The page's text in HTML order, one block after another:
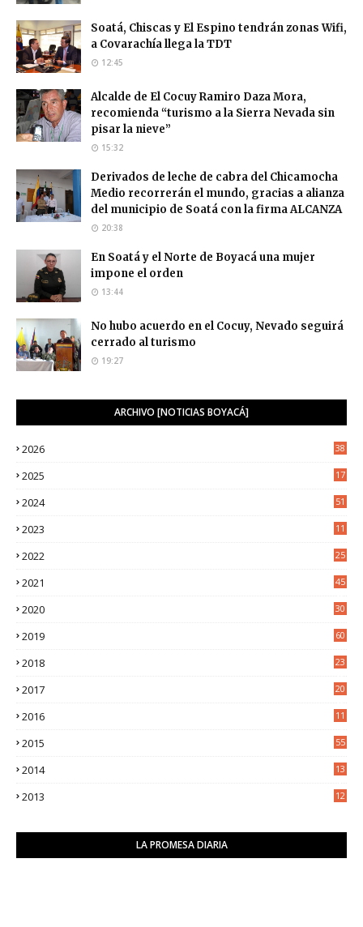
Soatá, Chiscas y El Espino tendrán zonas Wifi,
a Covarachía llega la TDT
12:45
Alcalde de El Cocuy Ramiro Daza Mora,
recomienda “turismo a la Sierra Nevada sin
pisar la nieve”
15:32
Derivados de leche de cabra del Chicamocha
Medio recorrerán el mundo, gracias a alianza
del municipio de Soatá con la firma ALCANZA
20:38
En Soatá y el Norte de Boyacá una mujer
impone el orden
13:44
No hubo acuerdo en el Cocuy, Nevado seguirá
cerrado al turismo
19:27
ARCHIVO [NOTICIAS BOYACÁ]
2026 38
2025
17
2024 51
2023
11
2022
25
2021
45
2020
30
2019 60
2018
23
2017
20
2016
11
2015 55
2014
13
2013
12
LA PROMESA DIARIA